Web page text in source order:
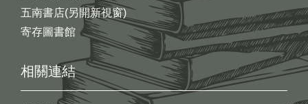
五南書店(另開新視窗)
寄存圖書館
相關連結